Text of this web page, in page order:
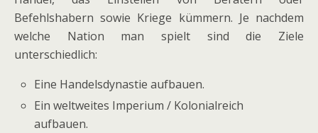
Befehlshabern sowie Kriege kümmern. Je nachdem
welche Nation man spielt sind die Ziele
unterschiedlich:
Eine Handelsdynastie aufbauen.
Ein weltweites Imperium / Kolonialreich
aufbauen.